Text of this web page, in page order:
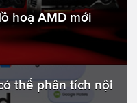
hoạ AMD mới
thể phân tích nội